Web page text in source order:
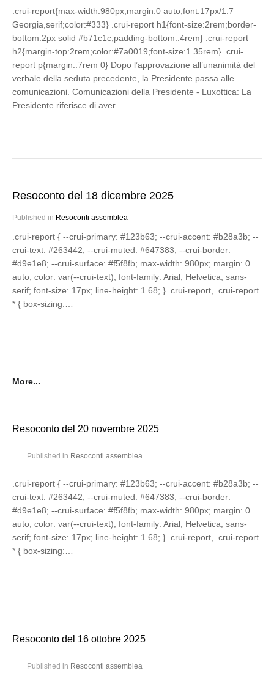
.crui-report{max-width:980px;margin:0 auto;font:17px/1.7
Georgia,serif;color:#333} .crui-report h1{font-size:2rem;border-
bottom:2px solid #b71c1c;padding-bottom:.4rem} .crui-report
h2{margin-top:2rem;color:#7a0019;font-size:1.35rem} .crui-
report p{margin:.7rem 0} Dopo l’approvazione all’unanimità del
verbale della seduta precedente, la Presidente passa alle
comunicazioni. Comunicazioni della Presidente - Luxottica: La
Presidente riferisce di aver…
Resoconto del 18 dicembre 2025
Published in Resoconti assemblea
.crui-report { --crui-primary: #123b63; --crui-accent: #b28a3b; --
crui-text: #263442; --crui-muted: #647383; --crui-border:
#d9e1e8; --crui-surface: #f5f8fb; max-width: 980px; margin: 0
auto; color: var(--crui-text); font-family: Arial, Helvetica, sans-
serif; font-size: 17px; line-height: 1.68; } .crui-report, .crui-report
* { box-sizing:…
More...
Resoconto del 20 novembre 2025
Published in Resoconti assemblea
.crui-report { --crui-primary: #123b63; --crui-accent: #b28a3b; --
crui-text: #263442; --crui-muted: #647383; --crui-border:
#d9e1e8; --crui-surface: #f5f8fb; max-width: 980px; margin: 0
auto; color: var(--crui-text); font-family: Arial, Helvetica, sans-
serif; font-size: 17px; line-height: 1.68; } .crui-report, .crui-report
* { box-sizing:…
Resoconto del 16 ottobre 2025
Published in Resoconti assemblea